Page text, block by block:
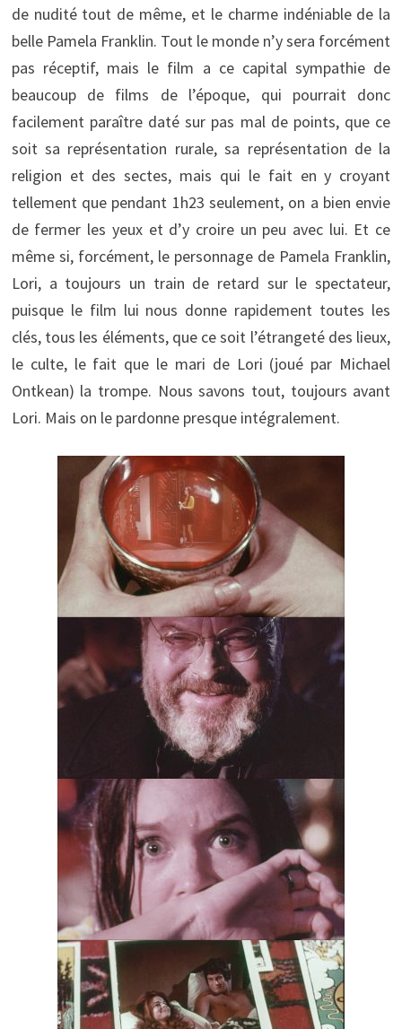
de nudité tout de même, et le charme indéniable de la
belle Pamela Franklin. Tout le monde n’y sera forcément
pas réceptif, mais le film a ce capital sympathie de
beaucoup de films de l’époque, qui pourrait donc
facilement paraître daté sur pas mal de points, que ce
soit sa représentation rurale, sa représentation de la
religion et des sectes, mais qui le fait en y croyant
tellement que pendant 1h23 seulement, on a bien envie
de fermer les yeux et d’y croire un peu avec lui. Et ce
même si, forcément, le personnage de Pamela Franklin,
Lori, a toujours un train de retard sur le spectateur,
puisque le film lui nous donne rapidement toutes les
clés, tous les éléments, que ce soit l’étrangeté des lieux,
le culte, le fait que le mari de Lori (joué par Michael
Ontkean) la trompe. Nous savons tout, toujours avant
Lori. Mais on le pardonne presque intégralement.